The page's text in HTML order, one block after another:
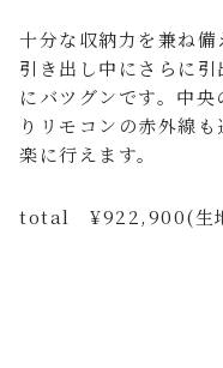
十分な収納力を兼ね
引き出し中にさらに
にバツグンです。中
りリモコンの赤外線
楽に行えます。
total ¥922,900(生地